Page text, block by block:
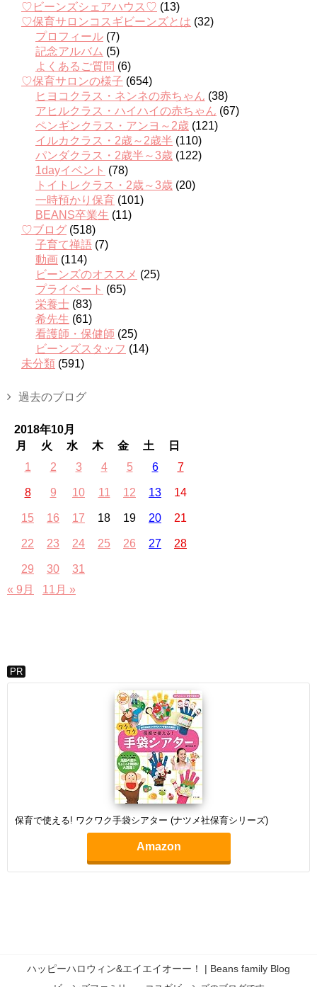
♡ビーンズシェアハウス♡ (13)
♡保育サロンコスギビーンズとは (32)
プロフィール (7)
記念アルバム (5)
よくあるご質問 (6)
♡保育サロンの様子 (654)
ヒヨコクラス・ネンネの赤ちゃん (38)
アヒルクラス・ハイハイの赤ちゃん (67)
ペンギンクラス・アンヨ～2歳 (121)
イルカクラス・2歳～2歳半 (110)
パンダクラス・2歳半～3歳 (122)
1dayイベント (78)
トイトレクラス・2歳～3歳 (20)
一時預かり保育 (101)
BEANS卒業生 (11)
♡ブログ (518)
子育て禅語 (7)
動画 (114)
ビーンズのオススメ (25)
プライベート (65)
栄養士 (83)
希先生 (61)
看護師・保健師 (25)
ビーンズスタッフ (14)
未分類 (591)
過去のブログ
2018年10月
月
火 水 木 金 土
日
1
2 3 4 5 6 7
8 9 10 11 12 13 14
15 16 17 18 19 20 21
22 23 24 25 26 27 28
29 30
31
« 9月
11月 »
PR
保育で使える! ワクワク手袋シアター (ナツメ社保育シリーズ)
Amazon
ハッピーハロウィン&エイエイオーー！ | Beans family Blog